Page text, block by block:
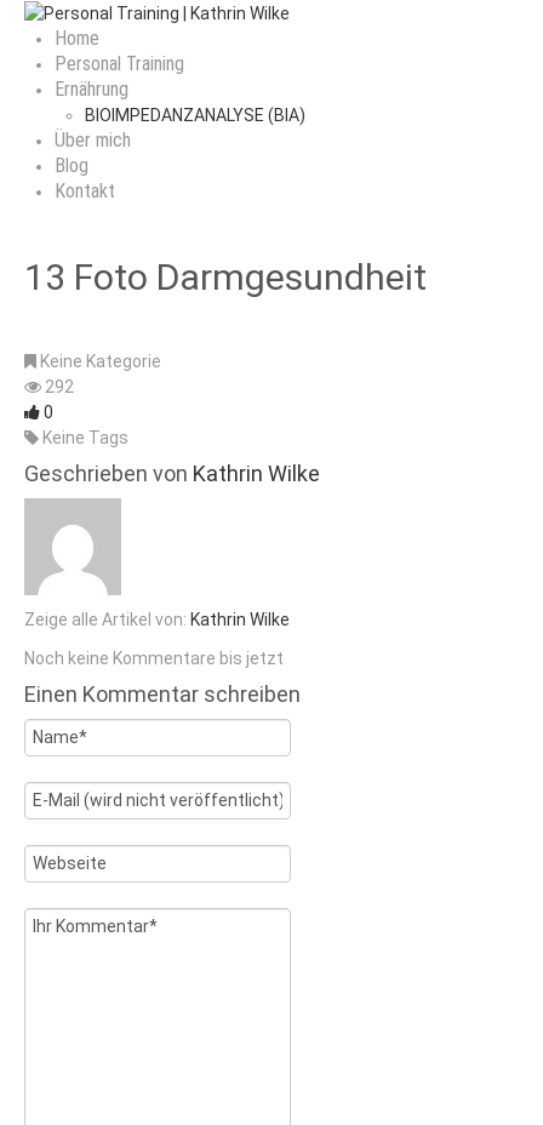
Home
Personal Training
Ernährung
BIOIMPEDANZANALYSE (BIA)
Über mich
Blog
Kontakt
13 Foto Darmgesundheit
Keine Kategorie
292
0
Keine Tags
Geschrieben von Kathrin Wilke
Zeige alle Artikel von: Kathrin Wilke
Noch keine Kommentare bis jetzt
Einen Kommentar schreiben